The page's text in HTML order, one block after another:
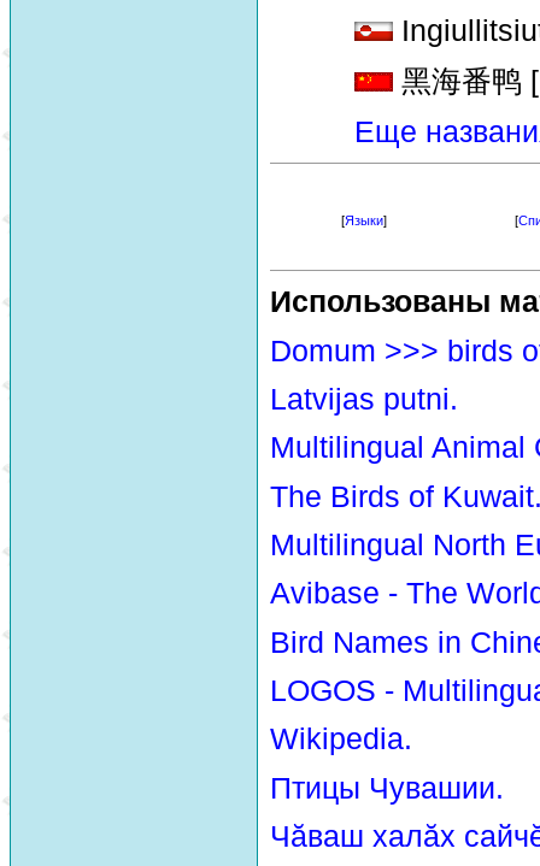
黑海番鸭
Еще
[Языки] [
Использованы
Domum >>> birds
Latvijas putni.
Multilingual Animal
The Birds of
Multilingual North
Avibase - The
Bird Names in
LOGOS -
Wikipedia.
Птицы Чувашии.
Чăваш халăх